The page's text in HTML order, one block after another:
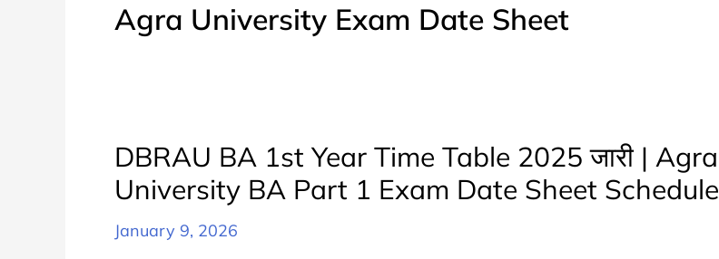
Agra University Exam Date Sheet
DBRAU BA 1st Year Time Table 2025 जारी | Agra
University BA Part 1 Exam Date Sheet Schedule
January 9, 2026